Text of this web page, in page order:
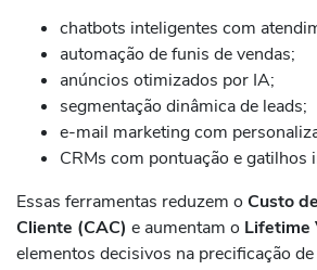
chatbots inteligentes com
automação de funis de vendas;
anúncios otimizados por IA;
segmentação dinâmica de leads;
e-mail marketing com
CRMs com pontuação e gatilhos
Essas ferramentas reduzem o Custo
Cliente (CAC) e aumentam o Lifetime
elementos decisivos na precificação